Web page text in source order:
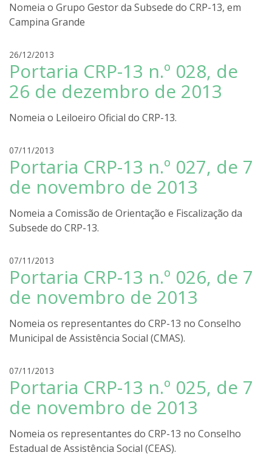
g
o
a
Nomeia o Grupo Gestor da Subsede do CRP-13, em
Campina Grande
26/12/2013
o
d
r
g
r
a
Portaria CRP-13 n.º 028, de
26 de dezembro de 2013
Nomeia o Leiloeiro Oficial do CRP-13.
07/11/2013
o
d
r
g
o
a
Portaria CRP-13 n.º 027, de 7
de novembro de 2013
Nomeia a Comissão de Orientação e Fiscalização da
Subsede do CRP-13.
07/11/2013
o
d
r
g
o
a
Portaria CRP-13 n.º 026, de 7
de novembro de 2013
Nomeia os representantes do CRP-13 no Conselho
Municipal de Assistência Social (CMAS).
07/11/2013
o
d
r
g
o
Portaria CRP-13 n.º 025, de 7
de novembro de 2013
Nomeia os representantes do CRP-13 no Conselho
Estadual de Assistência Social (CEAS).